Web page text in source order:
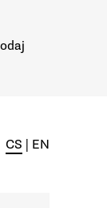
CS EN